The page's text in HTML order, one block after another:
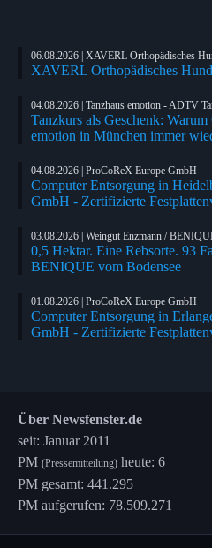
06.08.2026 | XAVERL Orthopädisches
XAVERL Orthopädisches
04.08.2026 | Tanzhaus emotion - ADTV
Tanzkurs als Geschenk: Warum
emotion in München immer
04.08.2026 | ProCoReX Europe GmbH
Computer Entsorgung in
GmbH - Zertifizierte
03.08.2026 | Weingut Enzmann /
0,5 Hektar. Eine Rebsorte. 93
BENIQUE vom Bodensee
01.08.2026 | ProCoReX Europe GmbH
Computer Entsorgung in
GmbH - Zertifizierte
Über Newsfenster.de
seit: Januar 2011
PM (Pressemitteilung) heute: 6
PM gesamt: 441.295
PM aufgerufen: 78.509.271